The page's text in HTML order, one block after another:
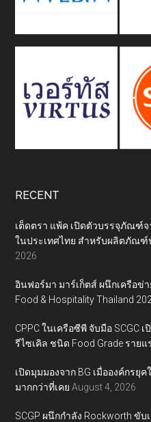
RECENT
เต็ดตรา แพ้ค เปิดตัวบรรจุภัณฑ์
ในประเทศไทย สำหรับผลิตภัณฑ์
2026
อินฟอร์มา มาร์เก็ตส์ ผนึกเครือข่
Food & Hospitality Thailand
CPPC ในเครือซีพี จับมือ SCGC
รีไซเคิล ชนิด Food Grade ราย
เปิดมุมมองจาก BG เมื่อองค์กรยุ
มากกว่าที่เคย August 4, 2026
SCGP ผนึกกำลัง Rockworth